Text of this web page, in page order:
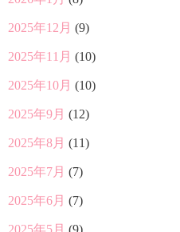
2025年12月 (9)
2025年11月 (10)
2025年10月 (10)
2025年9月 (12)
2025年8月 (11)
2025年7月 (7)
2025年6月 (7)